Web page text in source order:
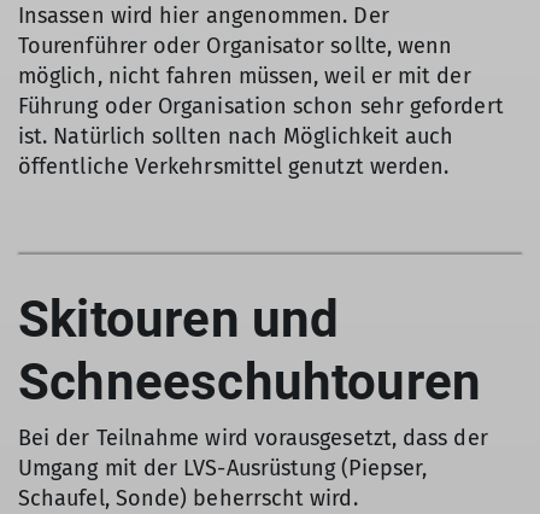
Insassen wird hier angenommen. Der
Tourenführer oder Organisator sollte, wenn
möglich, nicht fahren müssen, weil er mit der
Führung oder Organisation schon sehr gefordert
ist. Natürlich sollten nach Möglichkeit auch
öffentliche Verkehrsmittel genutzt werden.
Skitouren und
Schneeschuhtouren
Bei der Teilnahme wird vorausgesetzt, dass der
Umgang mit der LVS-Ausrüstung (Piepser,
Schaufel, Sonde) beherrscht wird.